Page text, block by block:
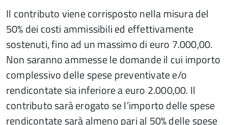
Il contributo viene corrisposto nella misura del
50% dei costi ammissibili ed effettivamente
sostenuti, fino ad un massimo di euro 7.000,00.
Non saranno ammesse le domande il cui importo
complessivo delle spese preventivate e/o
rendicontate sia inferiore a euro 2.000,00. Il
contributo sarà erogato se l’importo delle spese
rendicontate sarà almeno pari al 50% delle spese